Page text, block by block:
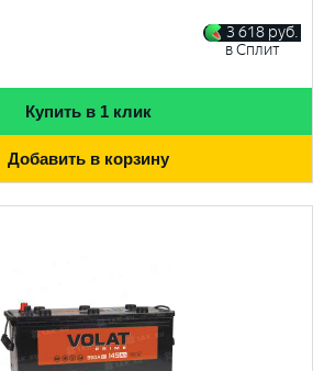
3 618 руб.
в Сплит
Купить в 1 клик
Добавить в корзину